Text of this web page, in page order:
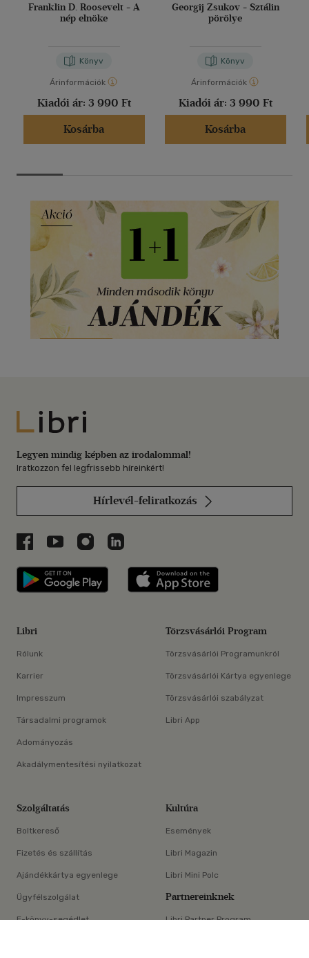
Franklin D. Roosevelt - A
nép elnöke
Könyv
Árinformációk
Kiadói ár: 3 990 Ft
Kosárba
Georgij Zsukov - Sztálin
pörölye
Könyv
Árinformációk
Kiadói ár: 3 990 Ft
Kosárba
×
Libri
Legyen mindig képben az irodalommal!
Iratkozzon fel legfrissebb híreinkért!
Hírlevél-feliratkozás
Libri a Facebookon
Libri a Youtube-on
Libri az Instagramon
Libri a LinkedInen
Libri applikáció Szerezd meg: Google
Libri
Rólunk
Karrier
Impresszum
Társadalmi programok
Adományozás
Akadálymentesítési nyilatkozat
Törzsvásárlói Program
Törzsvásárlói Programunkról
Törzsvásárlói Kártya egyenlege
Törzsvásárlói szabályzat
Libri App
Szolgáltatás
Boltkereső
Fizetés és szállítás
Ajándékkártya egyenlege
Ügyfélszolgálat
E-könyv-segédlet
Kultúra
Események
Libri Magazin
Libri Mini Polc
Partnereinknek
Libri Partner Program